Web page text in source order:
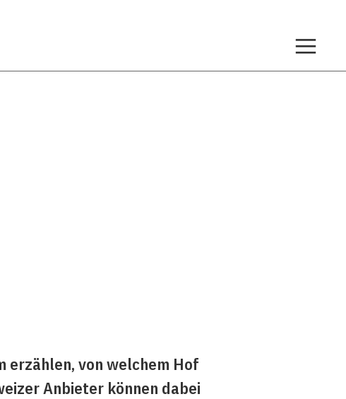
erzählen, von welchem Hof
Anbieter können dabei